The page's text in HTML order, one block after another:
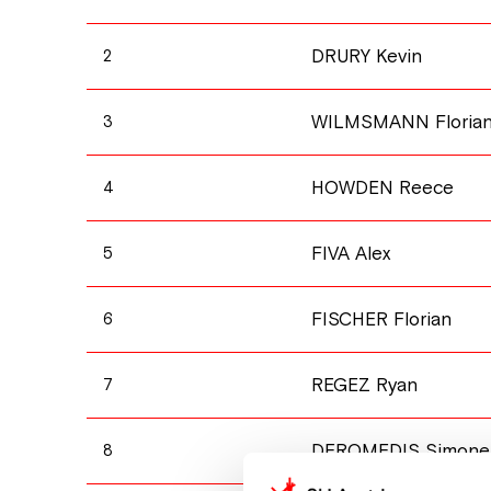
2 DRURY Kevin
3 WILMSMANN
4 HOWDEN Reece
5 FIVA Alex
6 FISCHER Florian
7 REGEZ Ryan
8 DEROMEDIS Simone